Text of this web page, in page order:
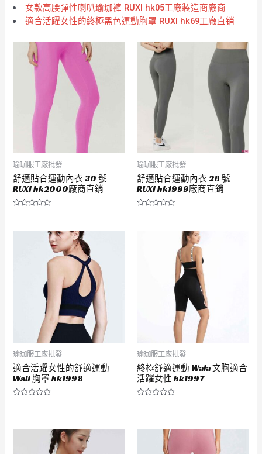
女款高腰彈性喇叭瑜珈褲 RUXI hk05工廠製造商廠商
適合活躍女性的終極黑色運動胸罩 RUXI hk69工廠直销
瑜珈服工廠批發
舒適貼合運動內衣 30 號
RUXI hk2000廠商直銷
瑜珈服工廠批發
舒適貼合運動內衣 28 號
RUXI hk1999廠商直銷
瑜珈服工廠批發
適合活躍女性的舒適運動
Wali 胸罩 hk1998
分
瑜珈服工廠批發
終極舒適運動 Wala 文胸適合
活躍女性 hk1997
分